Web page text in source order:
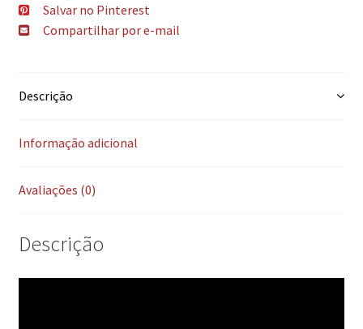
Salvar no Pinterest
Compartilhar por e-mail
Descrição
Informação adicional
Avaliações (0)
Descrição